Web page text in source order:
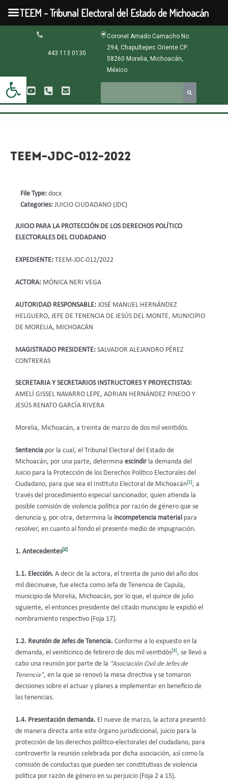
Abrir barra de herramientas
contenido
443 113 0130
Coronel Amado Camacho No.
294, Chapultepec Oriente CP.
58260 Morelia, Michoacán,
México.
TEEM-JDC-012-2022
JUICIO PARA LA PROTECCIÓN DE LOS DERECHOS POLÍTICO
ELECTORALES DEL CIUDADANO
EXPEDIENTE: TEEM-JDC-012/2022
ACTORA: MÓNICA NERI VEGA
AUTORIDAD RESPONSABLE: JOSÉ MANUEL HERNÁNDEZ
HELGUERO, JEFE DE TENENCIA DE JESÚS DEL MONTE, MUNICIPIO
DE MORELIA, MICHOACÁN
MAGISTRADO PRESIDENTE: SALVADOR ALEJANDRO PÉREZ
CONTRERAS
SECRETARIA Y SECRETARIOS INSTRUCTORES Y PROYECTISTAS:
AMELÍ GISSEL NAVARRO LEPE, ADRIAN HERNÁNDEZ PINEDO Y
JESÚS RENATO GARCÍA RIVERA
Morelia, Michoacán, a treinta de marzo de dos mil veintidós.
Sentencia por la cual, el Tribunal Electoral del Estado de
Michoacán, por una parte, determina escindir la demanda del
Juicio para la Protección de los Derechos Político Electorales del
Ciudadano, para que sea el Instituto Electoral de Michoacán[1], a
través del procedimiento especial sancionador, quien atienda la
posible comisión de violencia política por razón de género que se
denuncia y, por otra, determina la incompetencia material para
resolver, en cuanto al fondo el presente medio de impugnación.
1. Antecedentes[2]
1.1. Elección. A decir de la actora, el treinta de junio del año dos
mil diecinueve, fue electa como Jefa de Tenencia de Capula,
municipio de Morelia, Michoacán, por lo que, el quince de julio
siguiente, el entonces presidente del citado municipio le expidió el
nombramiento respectivo (Foja 17).
1.2. Reunión de Jefes de Tenencia. Conforme a lo expuesto en la
demanda, el veinticinco de febrero de dos mil veintidós[3], se llevó a
cabo una reunión por parte de la “Asociación Civil de Jefes de
Tenencia”, en la que se renovó la mesa directiva y se tomaron
decisiones sobre el actuar y planes a implementar en beneficio de
las tenencias.
1.4. Presentación demanda. El nueve de marzo, la actora presentó
de manera directa ante este órgano jurisdiccional, juicio para la
protección de los derechos político-electorales del ciudadano, para
controvertir la reunión celebrada por dicha asociación, así como la
comisión de conductas que pueden ser constitutivas de violencia
política por razón de género en su perjuicio (Foja 2 a 15).
File Type: docx
Categories: JUICIO CIUDADANO (JDC)
TEEM - Tribunal Electoral del Estado de Michoacán